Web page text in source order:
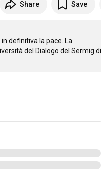
Share Save
definitiva la pace. La
del Dialogo del Sermig di